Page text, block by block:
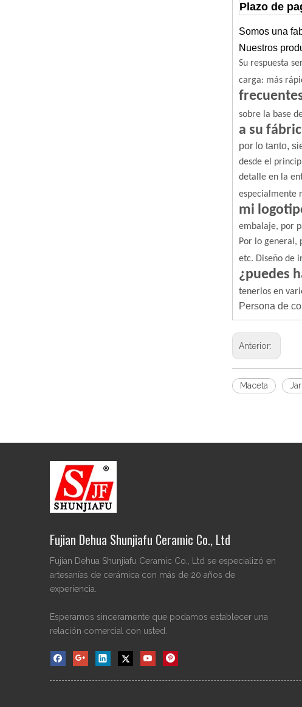
Plazo de
Somos una
Nuestros
Su respuesta
carga: más
sobre la base
a su
por lo tanto,
desde el
detalle en la
especialmente
mi
embalaje, por
Por lo general,
etc. Diseño de
¿puedes
tenerlos en
Persona de
Anterior:
Maceta
Fujian Dehua Shunjiafu Ceramic Co., Ltd
Fujian Dehua Shunjiafu Ceramic Co., Ltd se especializó en
artesanías de cerámica con más de 20 años de
experiencia.
Esperamos sinceramente que podamos establecer una
relación comercial con usted.